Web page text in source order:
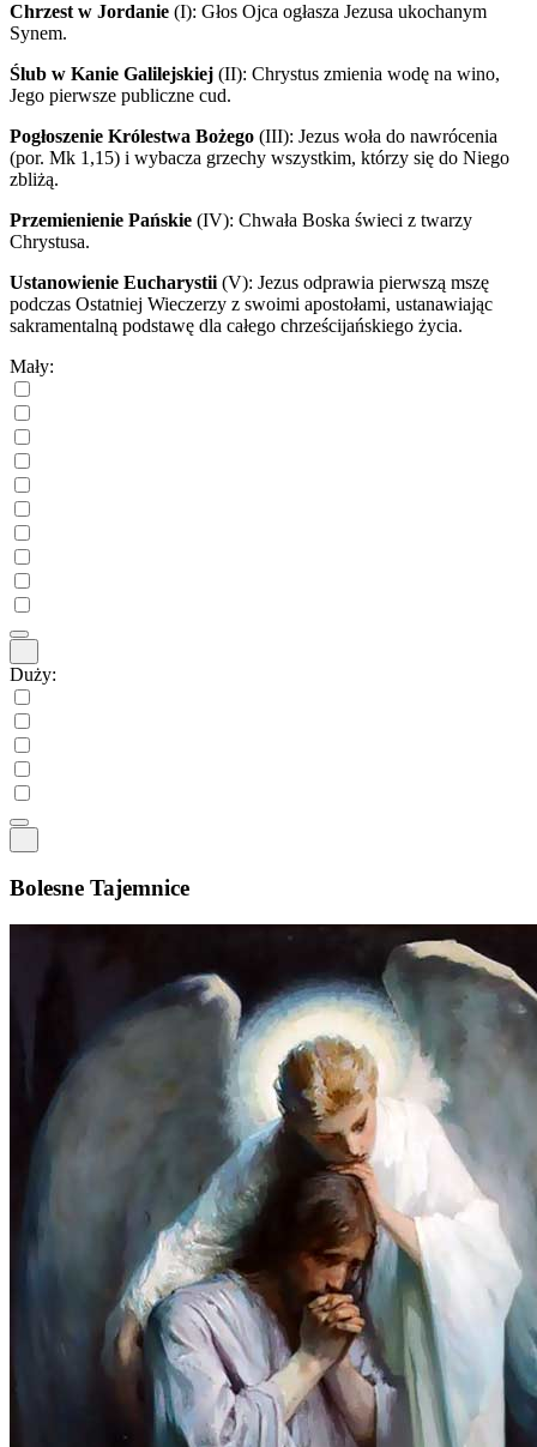
Chrzest w Jordanie (I): Głos Ojca ogłasza Jezusa ukochanym
Synem.
Ślub w Kanie Galilejskiej (II): Chrystus zmienia wodę na wino,
Jego pierwsze publiczne cud.
Pogłoszenie Królestwa Bożego (III): Jezus woła do nawrócenia
(por. Mk 1,15) i wybacza grzechy wszystkim, którzy się do Niego
zbliżą.
Przemienienie Pańskie (IV): Chwała Boska świeci z twarzy
Chrystusa.
Ustanowienie Eucharystii (V): Jezus odprawia pierwszą mszę
podczas Ostatniej Wieczerzy z swoimi apostołami, ustanawiając
sakramentalną podstawę dla całego chrześcijańskiego życia.
Mały:
Duży:
Bolesne Tajemnice